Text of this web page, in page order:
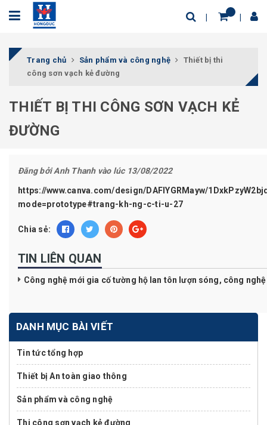
Trang chủ Sản phẩm và công nghệ
Thiết bị thi
công sơn vạch kẻ đường
THIẾT BỊ THI CÔNG SƠN VẠCH KẺ
ĐƯỜNG
Đăng bởiAnh Thanhvào lúc 13/08/2022
https://www.canva.com/design/DAFIYGRMayw/
mode=prototype#trang-kh-ng-c-ti-u-27
Chia sẻ:
TIN LIÊN QUAN
Công nghệ mới gia cố tường hộ lan tôn lượn sóng, công nghệ
DANH MỤC BÀI VIẾT
Tin tức tổng hợp
Thiết bị An toàn giao thông
Sản phẩm và công nghệ
Thi công sơn vạch kẻ đường